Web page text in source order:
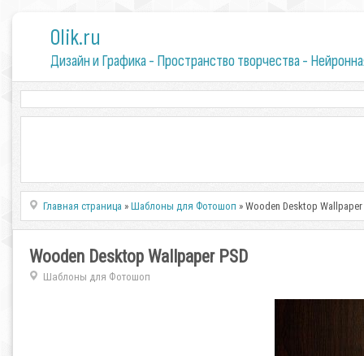
0lik.ru
Дизайн и Графика - Пространство творчества -
Главная страница »Шаблоны для Фотошоп » Wooden Desktop Wallpaper
Wooden Desktop Wallpaper PSD
Шаблоны для Фотошоп